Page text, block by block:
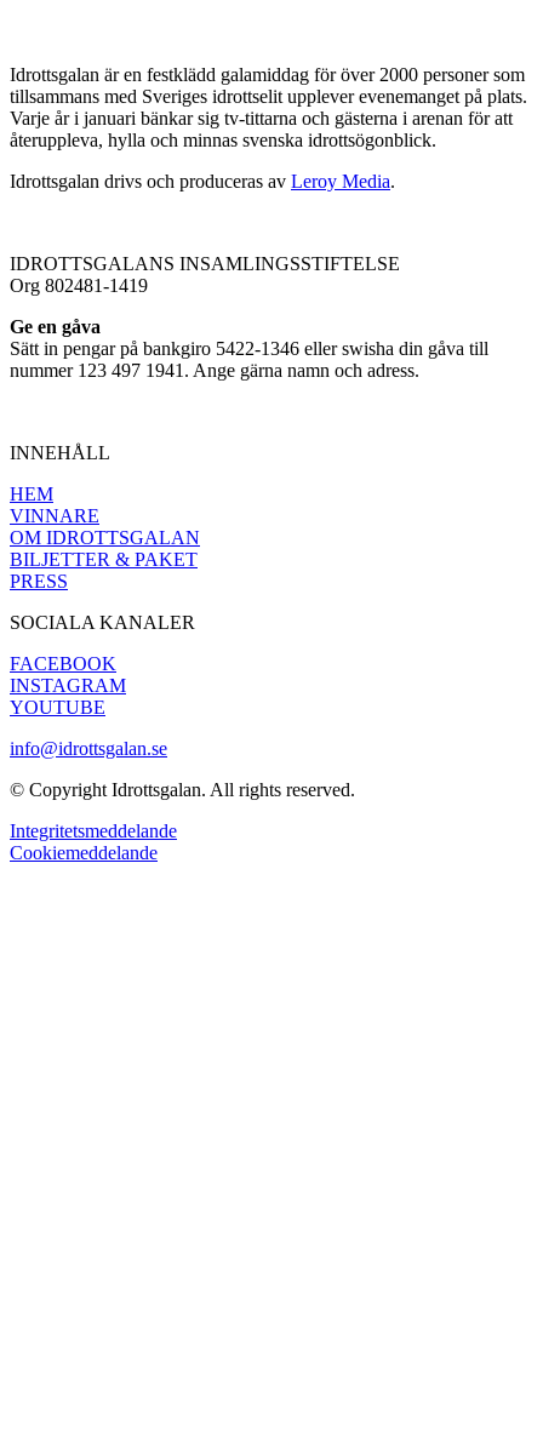
Idrottsgalan är en festklädd galamiddag för över 2000 personer som
tillsammans med Sveriges idrottselit upplever evenemanget på plats.
Varje år i januari bänkar sig tv-tittarna och gästerna i arenan för att
återuppleva, hylla och minnas svenska idrottsögonblick.
Idrottsgalan drivs och produceras av Leroy Media.
IDROTTSGALANS INSAMLINGSSTIFTELSE
Org 802481-1419
Ge en gåva
Sätt in pengar på bankgiro 5422-1346 eller swisha din gåva till
nummer 123 497 1941. Ange gärna namn och adress.
INNEHÅLL
HEM
VINNARE
OM IDROTTSGALAN
BILJETTER & PAKET
PRESS
SOCIALA KANALER
FACEBOOK
INSTAGRAM
YOUTUBE
info@idrottsgalan.se
© Copyright Idrottsgalan. All rights reserved.
Integritetsmeddelande
Cookiemeddelande